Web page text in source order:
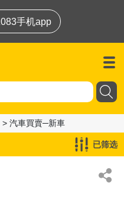
手机app
> 汽車買賣─新車
已筛选